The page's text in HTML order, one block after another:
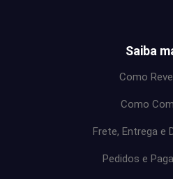
Saiba
Como
Como
Frete, Entrega e
Pedidos e